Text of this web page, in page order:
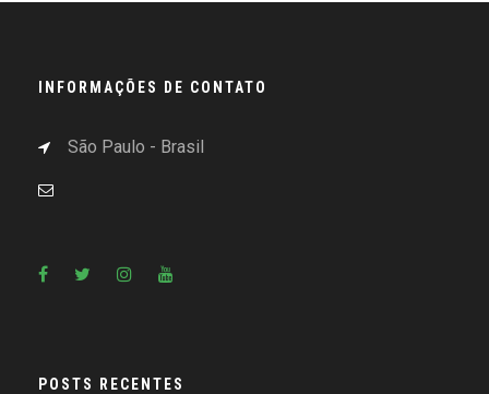
INFORMAÇÕES DE CONTATO
São Paulo - Brasil
POSTS RECENTES